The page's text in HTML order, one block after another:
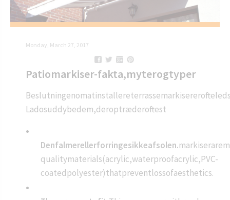
Monday, March 27, 2017
Patiomarkiser-fakta,myterogtyper
Ladosuddybedem,deroptræderoftest
Denfalmerellerforringesikkeafsolen.
qualitymaterials(acrylic,waterproofacrylic,PVC-
coatedpolyester)thatpreventlossofaesthetics.